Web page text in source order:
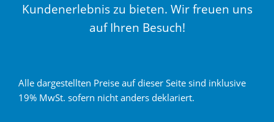
Kundenerlebnis zu bieten. Wir freuen uns
auf Ihren Besuch!
Alle dargestellten Preise auf dieser Seite sind inklusive
19% MwSt. sofern nicht anders deklariert.